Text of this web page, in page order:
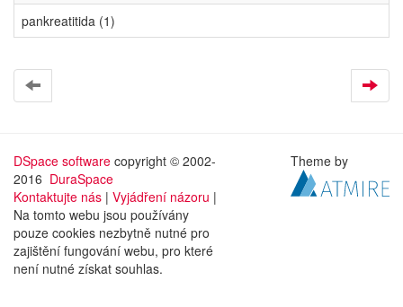
pankreatitida (1)
DSpace software copyright © 2002-
2016 DuraSpace
Kontaktujte nás | Vyjádření názoru |
Na tomto webu jsou používány
pouze cookies nezbytně nutné pro
zajištění fungování webu, pro které
není nutné získat souhlas.
Theme by